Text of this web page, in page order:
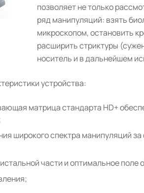
позволяет не только
ряд манипуляций: взять
микроскопом, остановить
расширить стриктуры
носитель и в дальнейшем
устройства:
матрица стандарта HD+
широкого спектра манипуляций
части и оптимальное